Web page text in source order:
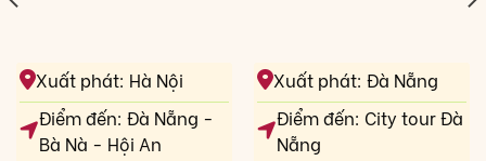
Xuất phát: Hà Nội
Điểm đến: Đà Nẵng -
Bà Nà - Hội An
Xuất phát: Đà Nẵng
Điểm đến: City tour Đà
Nẵng